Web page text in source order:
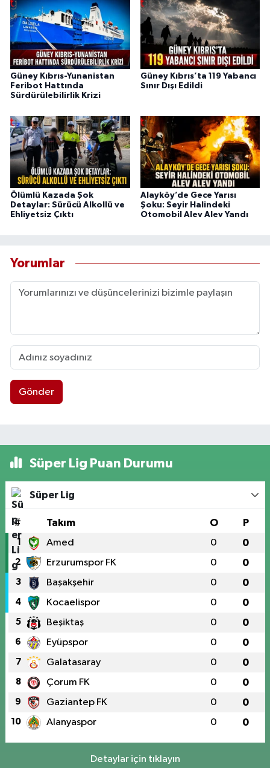
Güney Kıbrıs-Yunanistan
Feribot Hattında
Sürdürülebilirlik Krizi
Güney Kıbrıs’ta 119 Yabancı
Sınır Dışı Edildi
Ölümlü Kazada Şok
Detaylar: Sürücü Alkollü ve
Ehliyetsiz Çıktı
Alayköy’de Gece Yarısı
Şoku: Seyir Halindeki
Otomobil Alev Alev Yandı
Yorumlar
Gönder
Süper Lig Puan Durumu
Süper Lig
# Takım O P
1 Amed 0 0
2 Erzurumspor FK 0 0
3 Başakşehir 0 0
4 Kocaelispor 0 0
5 Beşiktaş 0 0
6 Eyüpspor 0 0
7 Galatasaray 0 0
8 Çorum FK 0 0
9 Gaziantep FK 0 0
10 Alanyaspor 0 0
Detaylar için tıklayın